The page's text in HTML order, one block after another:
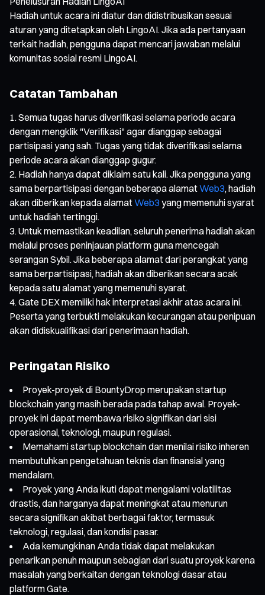
Hadiah untuk acara ini diatur dan didistribusikan sesuai
aturan yang ditetapkan oleh LingoAI. Jika ada pertanyaan
terkait hadiah, pengguna dapat mencari jawaban melalui
komunitas sosial resmi LingoAI.
Catatan Tambahan
Semua tugas harus diverifikasi selama periode acara
dengan mengklik "Verifikasi" agar dianggap sebagai
partisipasi yang sah. Tugas yang tidak diverifikasi selama
periode acara akan dianggap gugur.
Hadiah hanya dapat diklaim satu kali. Jika pengguna yang
sama berpartisipasi dengan beberapa alamatWeb3, hadiah
akan diberikan kepada alamatWeb3 yang memenuhi syarat
untuk hadiah tertinggi.
Untuk memastikan keadilan, seluruh penerima hadiah akan
melalui proses peninjauan platform guna mencegah
serangan Sybil. Jika beberapa alamat dari perangkat yang
sama berpartisipasi, hadiah akan diberikan secara acak
kepada satu alamat yang memenuhi syarat.
Gate DEX memiliki hak interpretasi akhir atas acara ini.
Peserta yang terbukti melakukan kecurangan atau penipuan
akan didiskualifikasi dari penerimaan hadiah.
Peringatan Risiko
Proyek-proyek di BountyDrop merupakan startup
blockchain yang masih berada pada tahap awal. Proyek-
proyek ini dapat membawa risiko signifikan dari sisi
operasional, teknologi, maupun regulasi.
Memahami startup blockchain dan menilai risiko inheren
membutuhkan pengetahuan teknis dan finansial yang
mendalam.
Proyek yang Anda ikuti dapat mengalami volatilitas
drastis, dan harganya dapat meningkat atau menurun
secara signifikan akibat berbagai faktor, termasuk
teknologi, regulasi, dan kondisi pasar.
Ada kemungkinan Anda tidak dapat melakukan
penarikan penuh maupun sebagian dari suatu proyek karena
masalah yang berkaitan dengan teknologi dasar atau
platform Gate.